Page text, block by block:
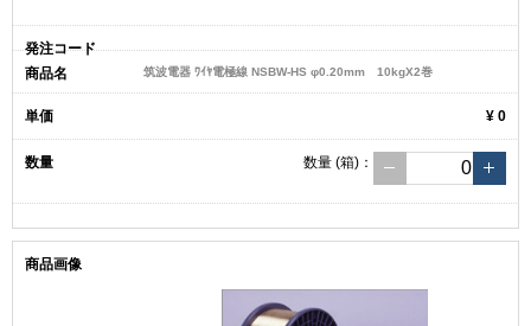
筑波電器 ﾜｲﾔ電極線 NSBW-HS φ0.20mm 10kgX2巻
¥ 0
数量 (箱) ：